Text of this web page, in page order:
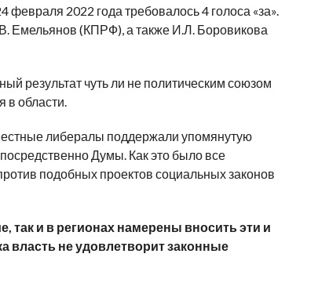
2022 года требовалось 4 голоса «за».
Емельянов (КПРФ), а также И.Л. Боровикова
результат чуть ли не политическим союзом
в области.
либералы поддержали упомянутую
Думы. Как это было все
подобных проектов социальных законов
так и в регионах намерены вносить эти и
власть не удовлетворит законные